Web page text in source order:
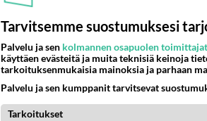
KEMI
Koirien hyvinvointi
Milloinkahan tulee vanhusten
05.08.2026 04:06
Tarvitsemme suostumuksesi
Palvelu ja sen kolmannen osapuolen
käyttäen evästeitä ja muita teknisiä keinoja
tarkoituksenmukaisia mainoksia ja parhaan
Palvelu ja sen kumppanit tarvitsevat
Tarkoitukset